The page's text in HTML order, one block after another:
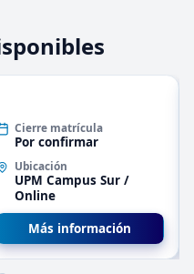
Cierre matrícula
Por confirmar
Ubicación
UPM Campus Sur /
Online
Más información